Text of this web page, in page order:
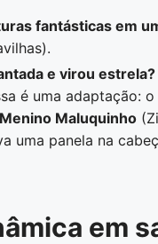
fantásticas em
e virou estrela?
é uma adaptação:
Maluquinho
uma panela na
em